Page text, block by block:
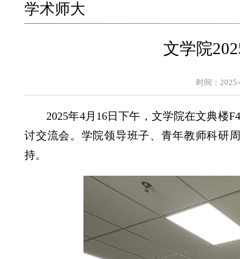
学术师大
文学院
时间：
2025年4月16日下午，文学院在文典楼
讨交流会。学院领导班子、青年教师科研
持。